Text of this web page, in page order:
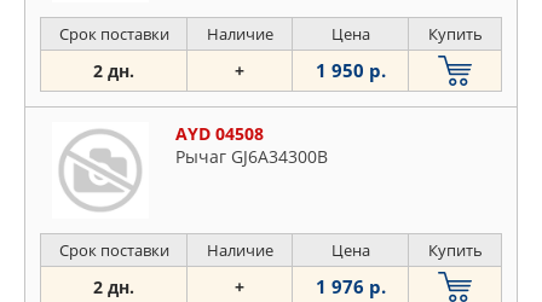
Срок поставки Наличие Цена Купить
2 дн. + 1 950 р.
AYD 04508
Рычаг GJ6A34300B
Срок поставки Наличие Цена Купить
2 дн. + 1 976 р.